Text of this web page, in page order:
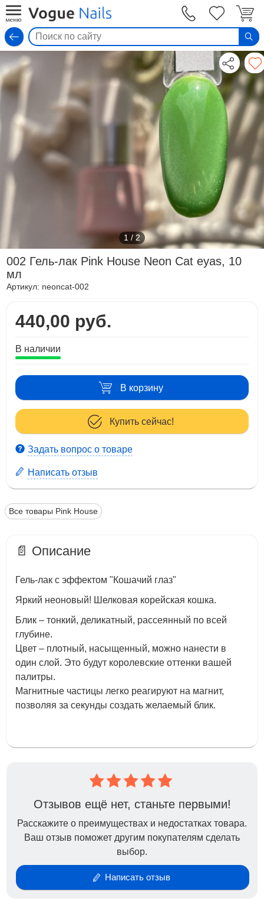
1 / 2
002 Гель-лак Pink House Neon Cat eyas, 10
мл
Артикул: neoncat-002
440,00 руб.
В наличии
В корзину
Купить сейчас!
Задать вопрос о товаре
Написать отзыв
Все товары Pink House
📄 Описание
Гель-лак с эффектом "Кошачий глаз"
Яркий неоновый! Шелковая корейская кошка.
Блик – тонкий, деликатный, рассеянный по всей
глубине.
Цвет – плотный, насыщенный, можно нанести в
один слой. Это будут королевские оттенки вашей
палитры.
Магнитные частицы легко реагируют на магнит,
позволяя за секунды создать желаемый блик.
Отзывов ещё нет, станьте первыми!
Расскажите о преимуществах и недостатках товара.
Ваш отзыв поможет другим покупателям сделать
выбор.
Написать отзыв